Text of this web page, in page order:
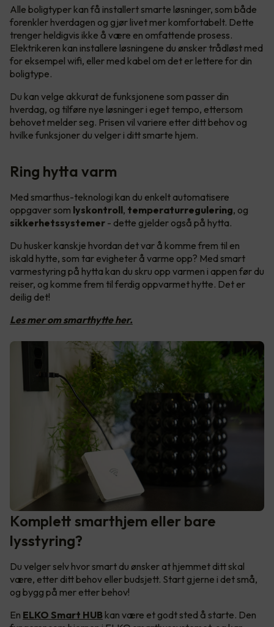
Alle boligtyper kan få installert smarte løsninger, som både
forenkler hverdagen og gjør livet mer komfortabelt. Dette
trenger heldigvis ikke å være en omfattende prosess.
Elektrikeren kan installere løsningene du ønsker trådløst med
for eksempel wifi, eller med kabel om det er lettere for din
boligtype.
Du kan velge akkurat de funksjonene som passer din
hverdag, og tilføre nye løsninger i eget tempo, ettersom
behovet melder seg. Prisen vil variere etter ditt behov og
hvilke funksjoner du velger i ditt smarte hjem.
Ring hytta varm
Med smarthus-teknologi kan du enkelt automatisere
oppgaver som lyskontroll, temperaturregulering, og
sikkerhetssystemer - dette gjelder også på hytta.
Du husker kanskje hvordan det var å komme frem til en
iskald hytte, som tar evigheter å varme opp? Med smart
varmestyring på hytta kan du skru opp varmen i appen før du
reiser, og komme frem til ferdig oppvarmet hytte. Det er
deilig det!
Les mer om smarthytte her.
Komplett smarthjem eller bare
lysstyring?
Du velger selv hvor smart du ønsker at hjemmet ditt skal
være, etter ditt behov eller budsjett. Start gjerne i det små,
og bygg på mer etter behov!
En ELKO Smart HUB kan være et godt sted å starte. Den